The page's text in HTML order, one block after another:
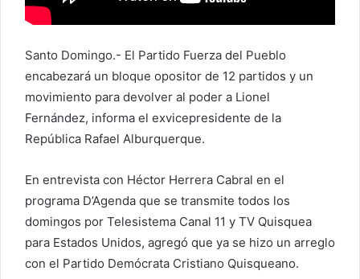
Santo Domingo.- El Partido Fuerza del Pueblo
encabezará un bloque opositor de 12 partidos y un
movimiento para devolver al poder a Lionel
Fernández, informa el exvicepresidente de la
República Rafael Alburquerque.
En entrevista con Héctor Herrera Cabral en el
programa D’Agenda que se transmite todos los
domingos por Telesistema Canal 11 y TV Quisquea
para Estados Unidos, agregó que ya se hizo un arreglo
con el Partido Demócrata Cristiano Quisqueano.